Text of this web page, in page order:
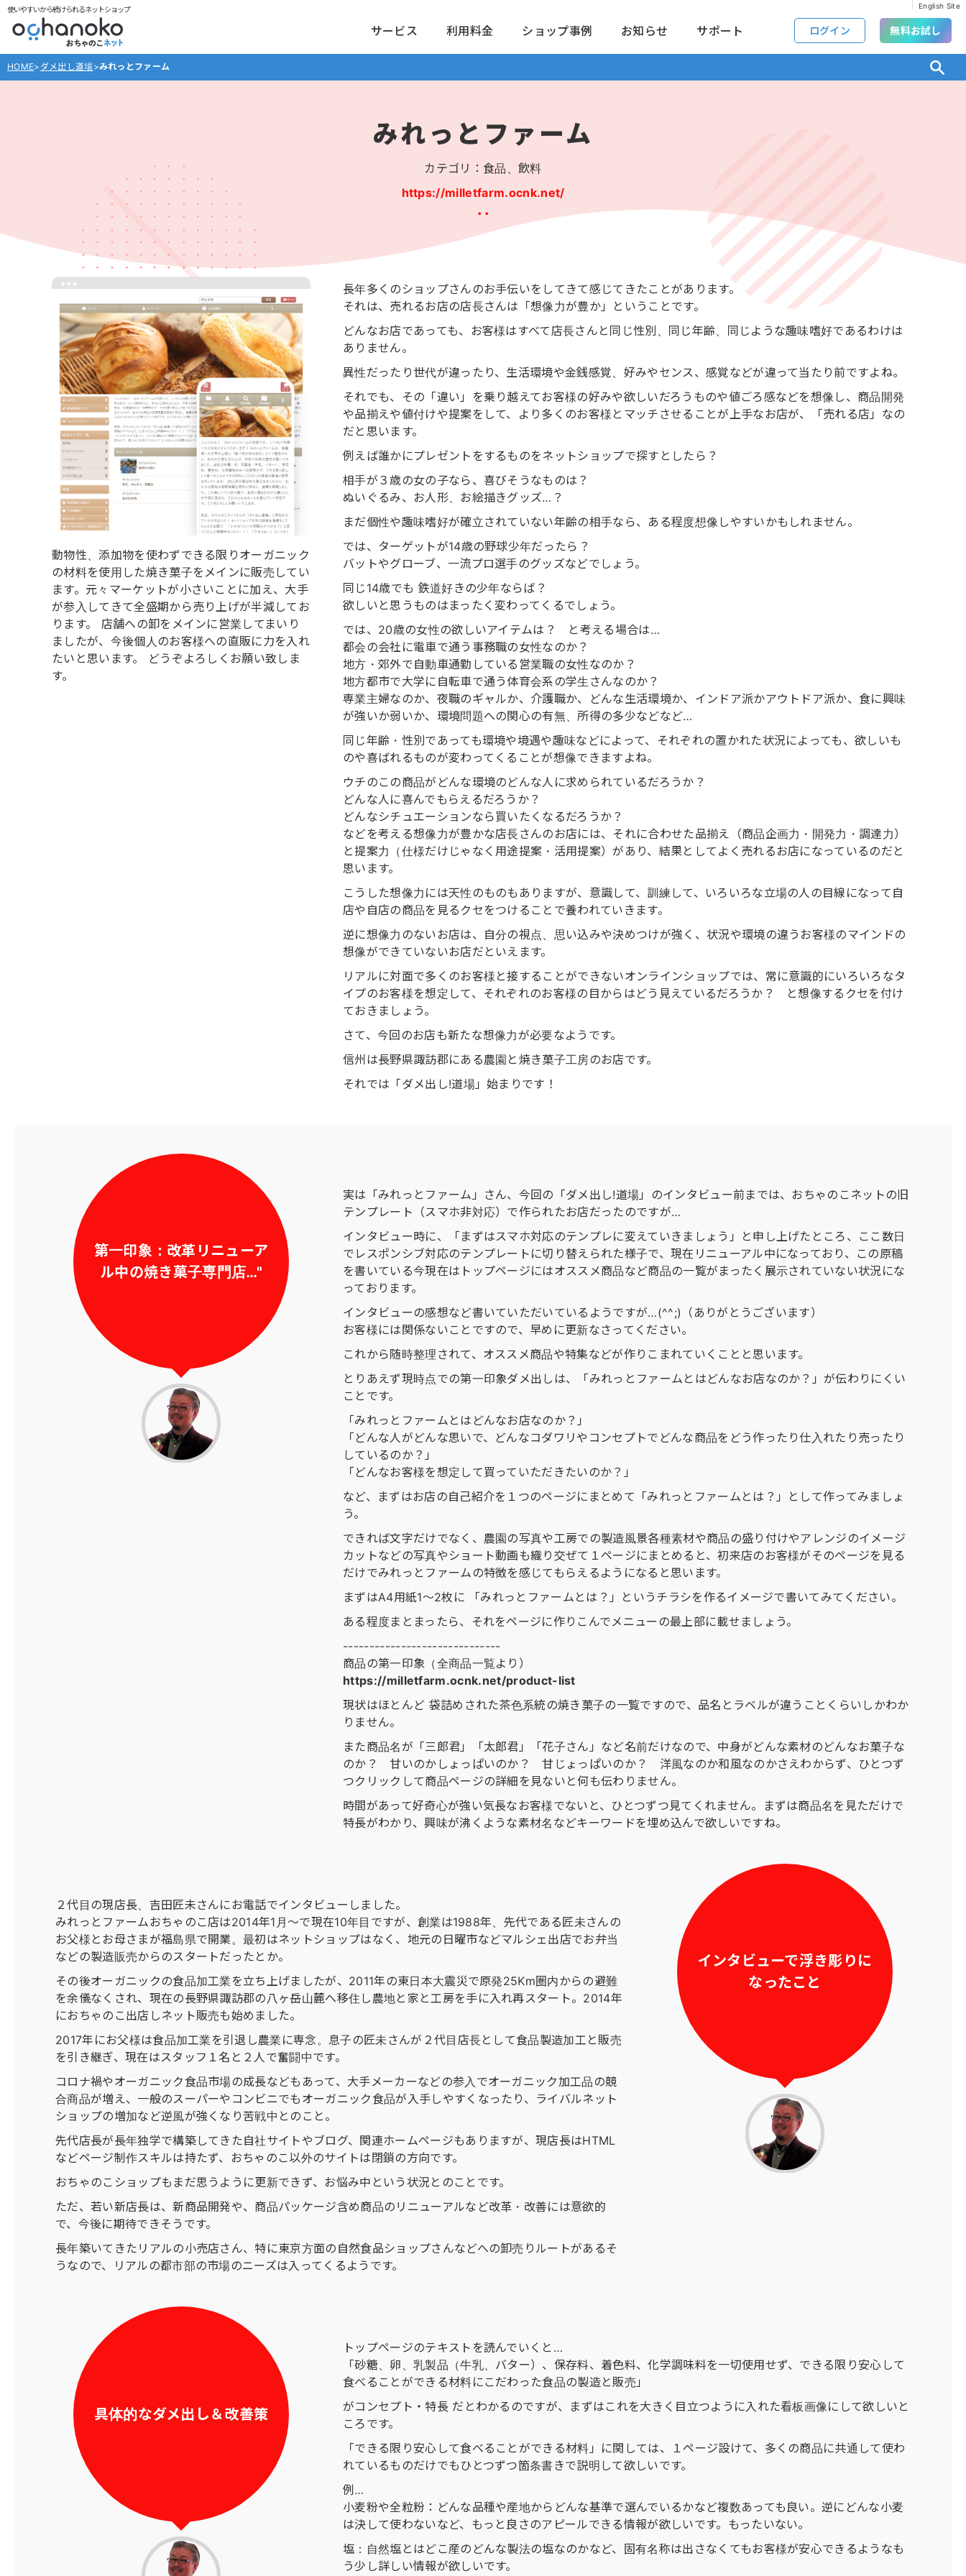
English Site
使いやすいから続けられるネットショップ
サービス 利用料金 ショップ事例 お知らせ サポート ログイン 無料お試し
HOME> ダメ出し道場>みれっとファーム
みれっとファーム
カテゴリ：食品、飲料
https://milletfarm.ocnk.net/
動物性、添加物を使わずできる限りオーガニック
の材料を使用した焼き菓子をメインに販売してい
ます。元々マーケットが小さいことに加え、大手
が参入してきて全盛期から売り上げが半減してお
ります。 店舗への卸をメインに営業してまいり
ましたが、今後個人のお客様への直販に力を入れ
たいと思います。 どうぞよろしくお願い致しま
す。
長年多くのショップさんのお手伝いをしてきて感じてきたことがあります。
それは、売れるお店の店長さんは「想像力が豊か」ということです。
どんなお店であっても、お客様はすべて店長さんと同じ性別、同じ年齢、同じような趣味嗜好であるわけは
ありません。
異性だったり世代が違ったり、生活環境や金銭感覚、好みやセンス、感覚などが違って当たり前ですよね。
それでも、その「違い」を乗り越えてお客様の好みや欲しいだろうものや値ごろ感などを想像し、商品開発
や品揃えや値付けや提案をして、より多くのお客様とマッチさせることが上手なお店が、「売れる店」なの
だと思います。
例えば誰かにプレゼントをするものをネットショップで探すとしたら？
相手が３歳の女の子なら、喜びそうなものは？
ぬいぐるみ、お人形、お絵描きグッズ…？
まだ個性や趣味嗜好が確立されていない年齢の相手なら、ある程度想像しやすいかもしれません。
では、ターゲットが14歳の野球少年だったら？
バットやグローブ、一流プロ選手のグッズなどでしょう。
同じ14歳でも 鉄道好きの少年ならば？
欲しいと思うものはまったく変わってくるでしょう。
では、20歳の女性の欲しいアイテムは？ と考える場合は…
都会の会社に電車で通う事務職の女性なのか？
地方・郊外で自動車通勤している営業職の女性なのか？
地方都市で大学に自転車で通う体育会系の学生さんなのか？
専業主婦なのか、夜職のギャルか、介護職か、どんな生活環境か、インドア派かアウトドア派か、食に興味
が強いか弱いか、環境問題への関心の有無、所得の多少などなど…
同じ年齢・性別であっても環境や境遇や趣味などによって、それぞれの置かれた状況によっても、欲しいも
のや喜ばれるものが変わってくることが想像できますよね。
ウチのこの商品がどんな環境のどんな人に求められているだろうか？
どんな人に喜んでもらえるだろうか？
どんなシチュエーションなら買いたくなるだろうか？
などを考える想像力が豊かな店長さんのお店には、それに合わせた品揃え（商品企画力・開発力・調達力）
と提案力（仕様だけじゃなく用途提案・活用提案）があり、結果としてよく売れるお店になっているのだと
思います。
こうした想像力には天性のものもありますが、意識して、訓練して、いろいろな立場の人の目線になって自
店や自店の商品を見るクセをつけることで養われていきます。
逆に想像力のないお店は、自分の視点、思い込みや決めつけが強く、状況や環境の違うお客様のマインドの
想像ができていないお店だといえます。
リアルに対面で多くのお客様と接することができないオンラインショップでは、常に意識的にいろいろなタ
イプのお客様を想定して、それぞれのお客様の目からはどう見えているだろうか？ と想像するクセを付け
ておきましょう。
さて、今回のお店も新たな想像力が必要なようです。
信州は長野県諏訪郡にある農園と焼き菓子工房のお店です。
それでは「ダメ出し!道場」始まりです！
第一印象：改革リニューア
ル中の焼き菓子専門店…"
実は「みれっとファーム」さん、今回の「ダメ出し!道場」のインタビュー前までは、おちゃのこネットの旧
テンプレート（スマホ非対応）で作られたお店だったのですが…
インタビュー時に、「まずはスマホ対応のテンプレに変えていきましょう」と申し上げたところ、ここ数日
でレスポンシブ対応のテンプレートに切り替えられた様子で、現在リニューアル中になっており、この原稿
を書いている今現在はトップページにはオススメ商品など商品の一覧がまったく展示されていない状況にな
っております。
インタビューの感想など書いていただいているようですが…(^^;)（ありがとうございます）
お客様には関係ないことですので、早めに更新なさってください。
これから随時整理されて、オススメ商品や特集などが作りこまれていくことと思います。
とりあえず現時点での第一印象ダメ出しは、「みれっとファームとはどんなお店なのか？」が伝わりにくい
ことです。
「みれっとファームとはどんなお店なのか？」
「どんな人がどんな思いで、どんなコダワリやコンセプトでどんな商品をどう作ったり仕入れたり売ったり
しているのか？」
「どんなお客様を想定して買っていただきたいのか？」
など、まずはお店の自己紹介を１つのページにまとめて「みれっとファームとは？」として作ってみましょ
う。
できれば文字だけでなく、農園の写真や工房での製造風景各種素材や商品の盛り付けやアレンジのイメージ
カットなどの写真やショート動画も織り交ぜて１ページにまとめると、初来店のお客様がそのページを見る
だけでみれっとファームの特徴を感じてもらえるようになると思います。
まずはA4用紙1〜2枚に 「みれっとファームとは？」というチラシを作るイメージで書いてみてください。
ある程度まとまったら、それをページに作りこんでメニューの最上部に載せましょう。
------------------------------
商品の第一印象（全商品一覧より）
https://milletfarm.ocnk.net/product-list
現状はほとんど 袋詰めされた茶色系統の焼き菓子の一覧ですので、品名とラベルが違うことくらいしかわか
りません。
また商品名が「三郎君」「太郎君」「花子さん」など名前だけなので、中身がどんな素材のどんなお菓子な
のか？ 甘いのかしょっぱいのか？ 甘じょっぱいのか？ 洋風なのか和風なのかさえわからず、ひとつず
つクリックして商品ページの詳細を見ないと何も伝わりません。
時間があって好奇心が強い気長なお客様でないと、ひとつずつ見てくれません。まずは商品名を見ただけで
特長がわかり、興味が沸くような素材名などキーワードを埋め込んで欲しいですね。
インタビューで浮き彫りに
なったこと
２代目の現店長、吉田匠未さんにお電話でインタビューしました。
みれっとファームおちゃのこ店は2014年1月〜で現在10年目ですが、創業は1988年、先代である匠未さんの
お父様とお母さまが福島県で開業。最初はネットショップはなく、地元の日曜市などマルシェ出店でお弁当
などの製造販売からのスタートだったとか。
その後オーガニックの食品加工業を立ち上げましたが、2011年の東日本大震災で原発25Km圏内からの避難
を余儀なくされ、現在の長野県諏訪郡の八ヶ岳山麓へ移住し農地と家と工房を手に入れ再スタート。2014年
におちゃのこ出店しネット販売も始めました。
2017年にお父様は食品加工業を引退し農業に専念。息子の匠未さんが２代目店長として食品製造加工と販売
を引き継ぎ、現在はスタッフ１名と２人で奮闘中です。
コロナ禍やオーガニック食品市場の成長などもあって、大手メーカーなどの参入でオーガニック加工品の競
合商品が増え、一般のスーパーやコンビニでもオーガニック食品が入手しやすくなったり、ライバルネット
ショップの増加など逆風が強くなり苦戦中とのこと。
先代店長が長年独学で構築してきた自社サイトやブログ、関連ホームページもありますが、現店長はHTML
などページ制作スキルは持たず、おちゃのこ以外のサイトは閉鎖の方向です。
おちゃのこショップもまだ思うように更新できず、お悩み中という状況とのことです。
ただ、若い新店長は、新商品開発や、商品パッケージ含め商品のリニューアルなど改革・改善には意欲的
で、今後に期待できそうです。
長年築いてきたリアルの小売店さん、特に東京方面の自然食品ショップさんなどへの卸売りルートがあるそ
うなので、リアルの都市部の市場のニーズは入ってくるようです。
具体的なダメ出し＆改善策
トップページのテキストを読んでいくと…
「砂糖、卵、乳製品（牛乳、バター）、保存料、着色料、化学調味料を一切使用せず、できる限り安心して
食べることができる材料にこだわった食品の製造と販売」
がコンセプト・特長 だとわかるのですが、まずはこれを大きく目立つように入れた看板画像にして欲しいと
ころです。
「できる限り安心して食べることができる材料」に関しては、１ページ設けて、多くの商品に共通して使わ
れているものだけでもひとつずつ箇条書きで説明して欲しいです。
例…
小麦粉や全粒粉：どんな品種や産地からどんな基準で選んでいるかなど複数あっても良い。逆にどんな小麦
は決して使わないなど、もっと良さのアピールできる情報が欲しいです。もったいない。
塩：自然塩とはどこ産のどんな製法の塩なのかなど、固有名称は出さなくてもお客様が安心できるようなも
う少し詳しい情報が欲しいです。